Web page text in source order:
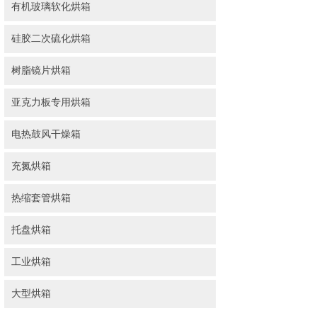
有机玻璃软化烘箱
硅胶二次硫化烘箱
树脂镜片烘箱
亚克力板专用烘箱
电热鼓风干燥箱
充氮烘箱
热缩套管烘箱
托盘烘箱
工业烘箱
大型烘箱